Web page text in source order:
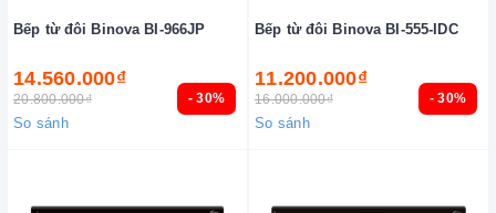
- 30%
Bếp từ đôi Binova BI-966JP
14.560.000₫
20.800.000₫
So sánh
- 30%
Bếp từ đôi Binova BI-555-IDC
11.200.000₫
16.000.000₫
So sánh